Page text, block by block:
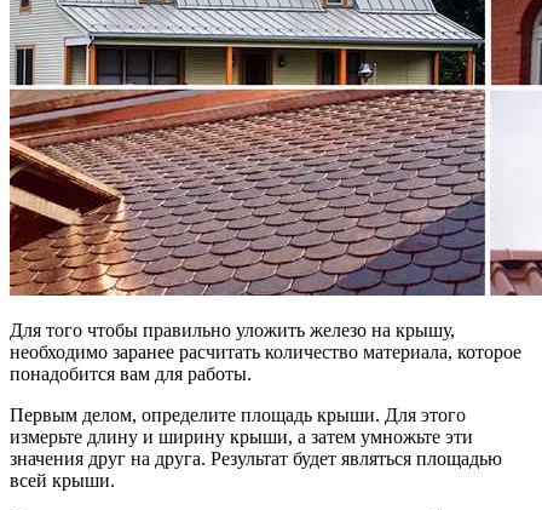
Для того чтобы правильно уложить железо на крышу,
необходимо заранее расчитать количество материала, которое
понадобится вам для работы.
Первым делом, определите площадь крыши. Для этого
измерьте длину и ширину крыши, а затем умножьте эти
значения друг на друга. Результат будет являться площадью
всей крыши.